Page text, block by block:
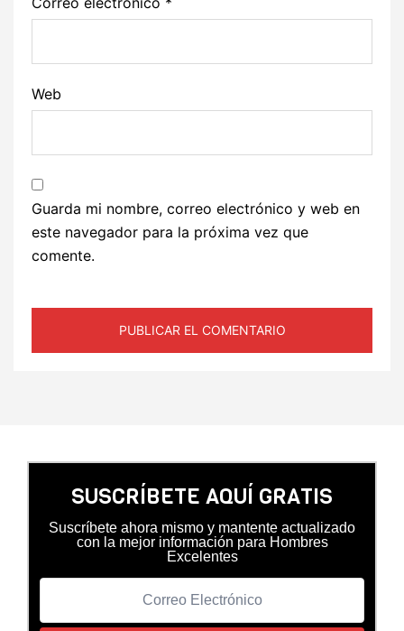
Web
Guarda mi nombre, correo electrónico y web en
este navegador para la próxima vez que
comente.
SUSCRÍBETE AQUÍ GRATIS
Suscríbete ahora mismo y mantente actualizado
con la mejor información para Hombres
Excelentes